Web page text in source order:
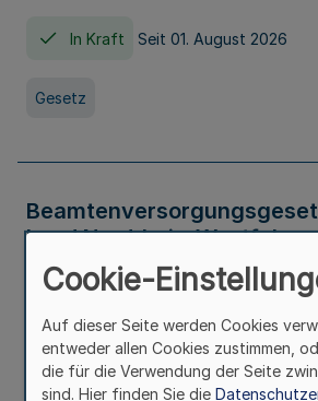
In Kraft Seit 01. August 2026
Gesetz
Land Nordrhein-Westfalen
LBeamtVG NRW)
In Kraft Seit 01. Juli 2016
Cookie-
Auf dieser Seite werden Cookies
entweder allen Cookies zustimmen,
die für die Verwendung der Seite
sind. Hier finden Sie die